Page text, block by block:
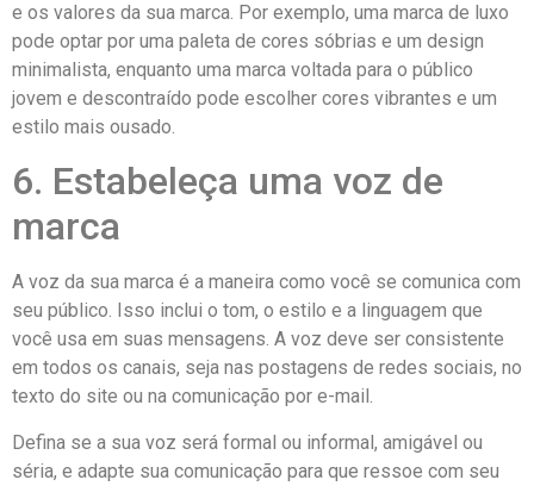
e os valores da sua marca. Por exemplo, uma marca de luxo
pode optar por uma paleta de cores sóbrias e um design
minimalista, enquanto uma marca voltada para o público
jovem e descontraído pode escolher cores vibrantes e um
estilo mais ousado.
6. Estabeleça uma voz de
marca
A voz da sua marca é a maneira como você se comunica com
seu público. Isso inclui o tom, o estilo e a linguagem que
você usa em suas mensagens. A voz deve ser consistente
em todos os canais, seja nas postagens de redes sociais, no
texto do site ou na comunicação por e-mail.
Defina se a sua voz será formal ou informal, amigável ou
séria, e adapte sua comunicação para que ressoe com seu